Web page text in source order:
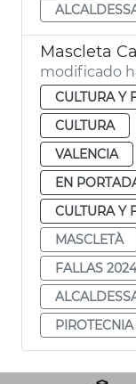
Mascleta
modificado
CULTURA Y
CULTURA
VALENCIA
EN
CULTURA Y
MASCLETÀ
FALLAS 2024